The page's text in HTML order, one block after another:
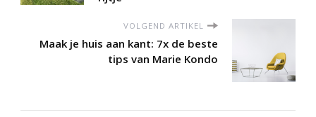
VOLGEND ARTIKEL
Maak je huis aan kant: 7x de beste
tips van Marie Kondo